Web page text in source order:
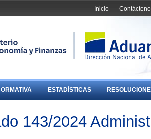
Inicio
ESTADÍSTICAS
143/2024